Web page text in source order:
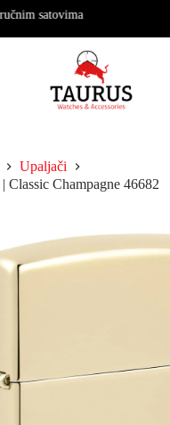
satovima
Upaljači
Classic Champagne 46682